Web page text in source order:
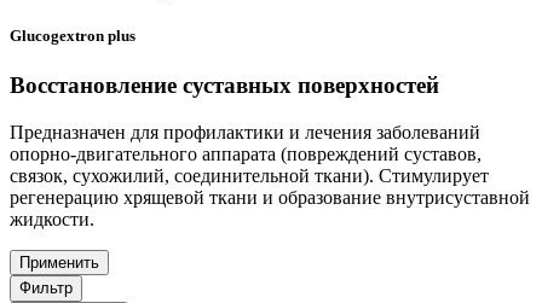
Glucogextron plus
Восстановление суставных поверхностей
Предназначен для профилактики и лечения заболеваний
опорно-двигательного аппарата (повреждений суставов,
связок, сухожилий, соединительной ткани). Стимулирует
регенерацию хрящевой ткани и образование внутрисуставной
жидкости.
Применить
Фильтр